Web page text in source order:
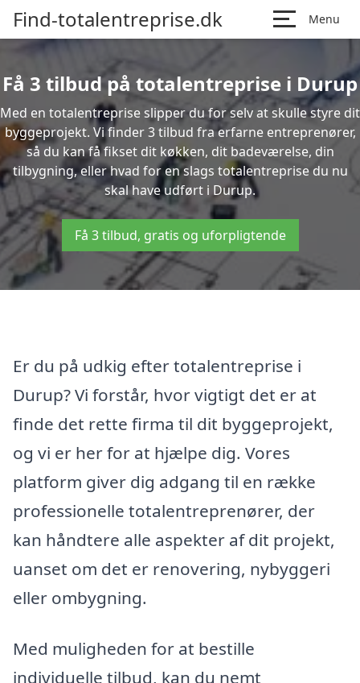
Find-totalentreprise.dk Menu
Få 3 tilbud på totalentreprise i Durup
Med en totalentreprise slipper du for selv at skulle styre dit
byggeprojekt. Vi finder 3 tilbud fra erfarne entreprenører,
så du kan få fikset dit køkken, dit badeværelse, din
tilbygning, eller hvad for en slags totalentreprise du nu
skal have udført i Durup.
Få 3 tilbud, gratis og uforpligtende
Er du på udkig efter totalentreprise i
Durup? Vi forstår, hvor vigtigt det er at
finde det rette firma til dit byggeprojekt,
og vi er her for at hjælpe dig. Vores
platform giver dig adgang til en række
professionelle totalentreprenører, der
kan håndtere alle aspekter af dit projekt,
uanset om det er renovering, nybyggeri
eller ombygning.
Med muligheden for at bestille
individuelle tilbud, kan du nemt